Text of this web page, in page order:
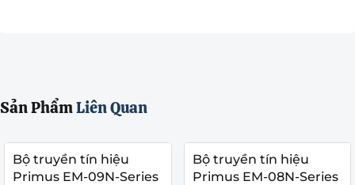
Sản PhẩmLiên Quan
Bộ truyền tín hiệu
Primus EM-09N-Series
Bộ truyền tín hiệu
Primus EM-08N-Series